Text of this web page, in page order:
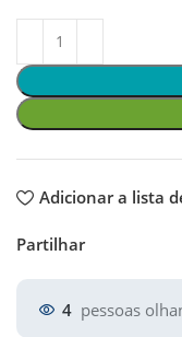
Adicionar a lista
Partilhar
4 pessoas